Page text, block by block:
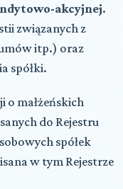
akcyjnej.
związanych z
itp.) oraz
spółki.
o małżeńskich
do Rejestru
spółek
w tym Rejestrze